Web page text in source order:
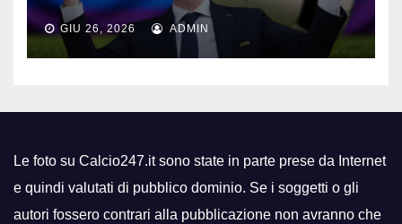
GIU 26, 2026 ADMIN
Le foto su Calcio247.it sono state in parte prese da Internet
e quindi valutati di pubblico dominio. Se i soggetti o gli
autori fossero contrari alla pubblicazione non avranno che